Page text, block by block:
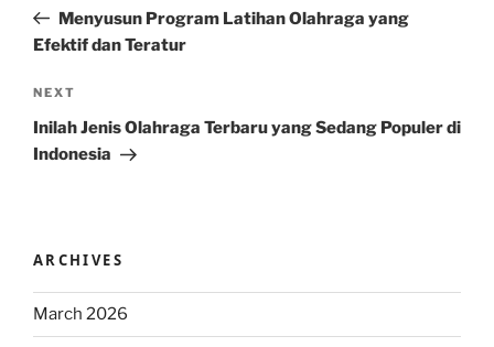
PostMenyusun Program Latihan Olahraga yang
Efektif dan Teratur
Next
Post
NEXT
Inilah Jenis Olahraga Terbaru yang Sedang Populer di
Indonesia
ARCHIVES
March 2026